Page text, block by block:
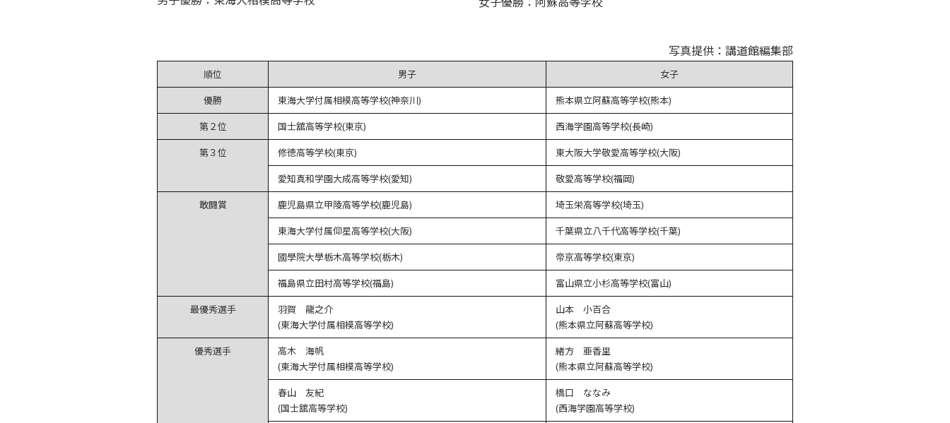
写真提供：講道館編集部
順位 男子
女子
優勝
東海大学付属相模高等学校(神奈川)
熊本県立阿蘇高等学校(熊本)
第２位
国士舘高等学校(東京)
西海学園高等学校(長崎)
第３位
修徳高等学校(東京)
東大阪大学敬愛高等学校(大阪)
愛知真和学園大成高等学校(愛知)
敬愛高等学校(福岡)
敢闘賞
鹿児島県立甲陵高等学校(鹿児島)
埼玉栄高等学校(埼玉)
東海大学付属仰星高等学校(大阪)
千葉県立八千代高等学校(千葉)
國學院大學栃木高等学校(栃木)
帝京高等学校(東京)
福島県立田村高等学校(福島)
富山県立小杉高等学校(富山)
最優秀選手
羽賀 龍之介
(東海大学付属相模高等学校)
山本 小百合
(熊本県立阿蘇高等学校)
優秀選手
高木 海帆
(東海大学付属相模高等学校)
緒方 亜香里
(熊本県立阿蘇高等学校)
春山 友紀
(国士舘高等学校)
橋口 ななみ
(西海学園高等学校)